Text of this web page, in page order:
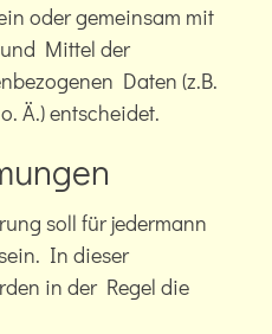
oder gemeinsam mit
Mittel der
Daten (z.B.
Ä.) entscheidet.
soll für jedermann
In dieser
in der Regel die